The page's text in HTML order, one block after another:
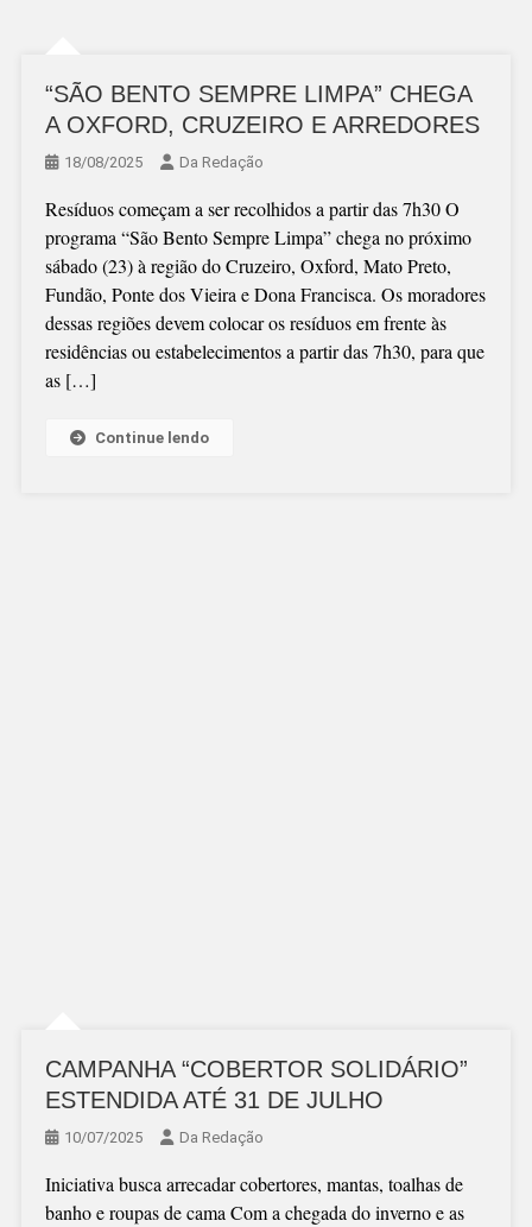
“SÃO BENTO SEMPRE LIMPA” CHEGA
A OXFORD, CRUZEIRO E ARREDORES
18/08/2025 Da Redação
Resíduos começam a ser recolhidos a partir das 7h30 O
programa “São Bento Sempre Limpa” chega no próximo
sábado (23) à região do Cruzeiro, Oxford, Mato Preto,
Fundão, Ponte dos Vieira e Dona Francisca. Os moradores
dessas regiões devem colocar os resíduos em frente às
residências ou estabelecimentos a partir das 7h30, para que
as […]
Continue lendo
CAMPANHA “COBERTOR SOLIDÁRIO”
ESTENDIDA ATÉ 31 DE JULHO
10/07/2025 Da Redação
Iniciativa busca arrecadar cobertores, mantas, toalhas de
banho e roupas de cama Com a chegada do inverno e as